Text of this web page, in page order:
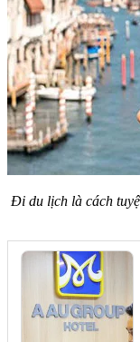
Đi du lịch là cách